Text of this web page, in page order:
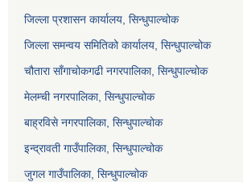
जिल्ला प्रशासन कार्यालय, सिन्धुपाल्चोक
जिल्ला समन्वय समितिको कार्यालय, सिन्धुपाल्चोक
चौतारा साँगाचोकगढी नगरपालिका, सिन्धुपाल्चोक
मेलम्ची नगरपालिका, सिन्धुपाल्चोक
बाह्रविसे नगरपालिका, सिन्धुपाल्चोक
इन्द्रावती गाउँपालिका, सिन्धुपाल्चोक
जुगल गाउँपालिका, सिन्धुपाल्चोक